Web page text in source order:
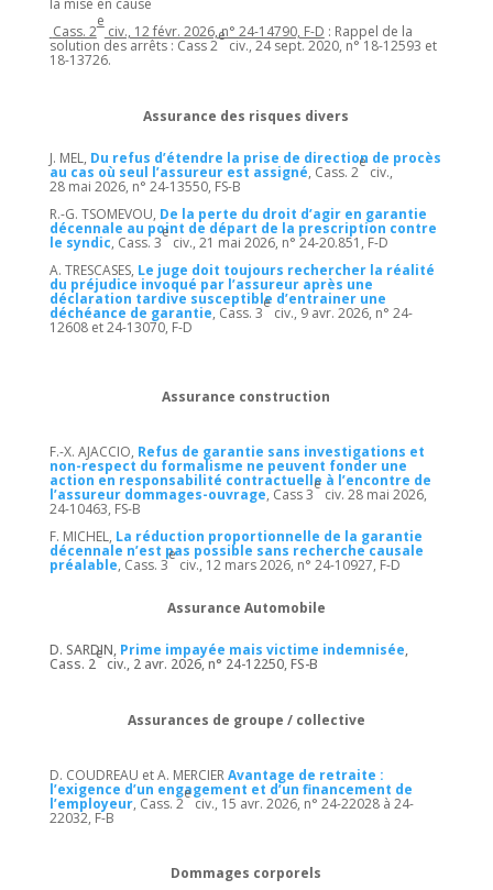
la mise en cause
Cass. 2
e
civ., 12 févr. 2026, n° 24-14790, F-D : Rappel de la
solution des arrêts : Cass 2
e
civ., 24 sept. 2020, n° 18-12593 et
18-13726.
Assurance des risques divers
J. MEL, Du refus d’étendre la prise de direction de procès
au cas où seul l’assureur est assigné, Cass. 2
e
civ.,
28 mai 2026, n° 24-13550, FS-B
R.-G. TSOMEVOU, De la perte du droit d’agir en garantie
décennale au point de départ de la prescription contre
le syndic, Cass. 3
e
civ., 21 mai 2026, n° 24-20.851, F-D
A. TRESCASES, Le juge doit toujours rechercher la réalité
du préjudice invoqué par l’assureur après une
déclaration tardive susceptible d’entrainer une
déchéance de garantie, Cass. 3
e
civ., 9 avr. 2026, n° 24-
12608 et 24-13070, F-D
Assurance construction
F.-X. AJACCIO, Refus de garantie sans investigations et
non-respect du formalisme ne peuvent fonder une
action en responsabilité contractuelle à l’encontre de
l’assureur dommages-ouvrage, Cass 3
e
civ. 28 mai 2026,
24-10463, FS-B
F. MICHEL, La réduction proportionnelle de la garantie
décennale n’est pas possible sans recherche causale
préalable, Cass. 3
e
civ., 12 mars 2026, n° 24-10927, F-D
Assurance Automobile
D. SARDIN, Prime impayée mais victime indemnisée,
Cass. 2
e
civ., 2 avr. 2026, n° 24-12250, FS-B
Assurances de groupe / collective
D. COUDREAU et A. MERCIERAvantage de retraite :
l’exigence d’un engagement et d’un financement de
l’employeur, Cass. 2
e
civ., 15 avr. 2026, n° 24-22028 à 24-
22032, F-B
Dommages corporels